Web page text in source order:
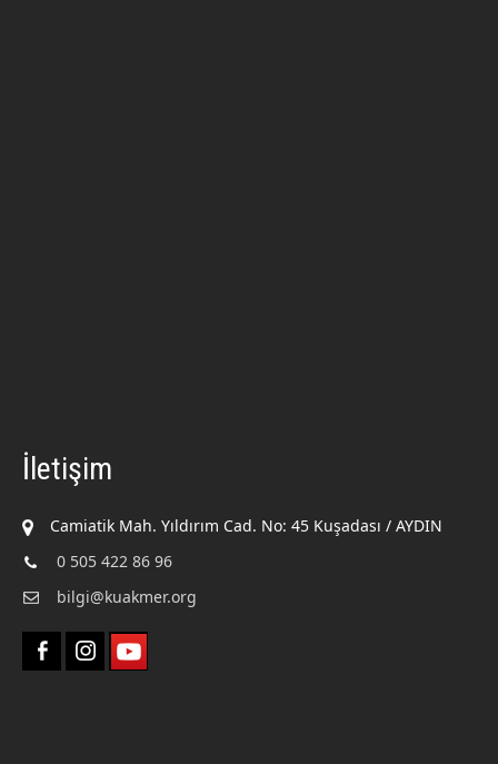
İletişim
Camiatik Mah. Yıldırım Cad. No: 45 Kuşadası / AYDIN
0 505 422 86 96
bilgi@kuakmer.org